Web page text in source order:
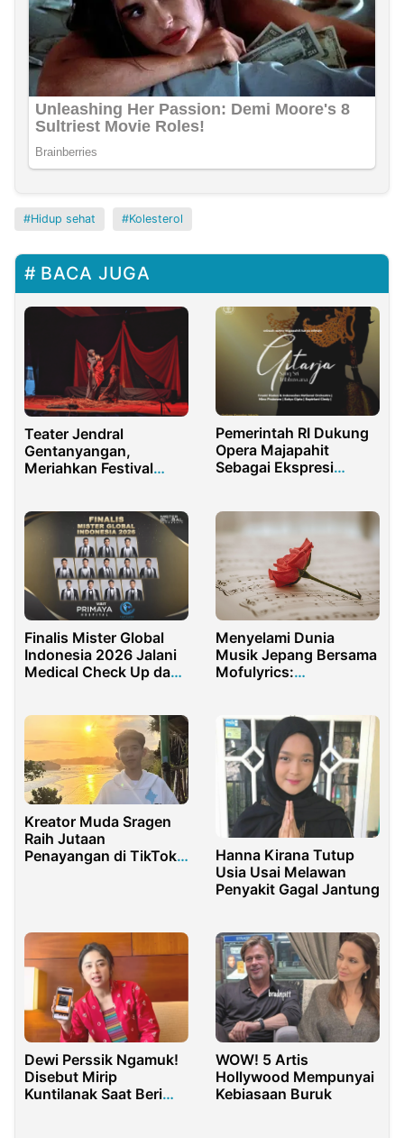
Hidup sehat Kolesterol
BACA JUGA
Teater Jendral
Gentanyangan,
Meriahkan Festival
Pemerintah RI Dukung
Opera Majapahit
Sebagai Ekspresi
Finalis Mister Global
Indonesia 2026 Jalani
Medical Check Up dan
Menyelami Dunia
Musik Jepang Bersama
Mofulyrics:
Predator
Kreator Muda Sragen
Raih Jutaan
Penayangan di TikTok
Hanna Kirana Tutup
Usia Usai Melawan
Penyakit Gagal Jantung
Dewi Perssik Ngamuk!
Disebut Mirip
Kuntilanak Saat Beri
WOW! 5 Artis
Hollywood Mempunyai
Kebiasaan Buruk